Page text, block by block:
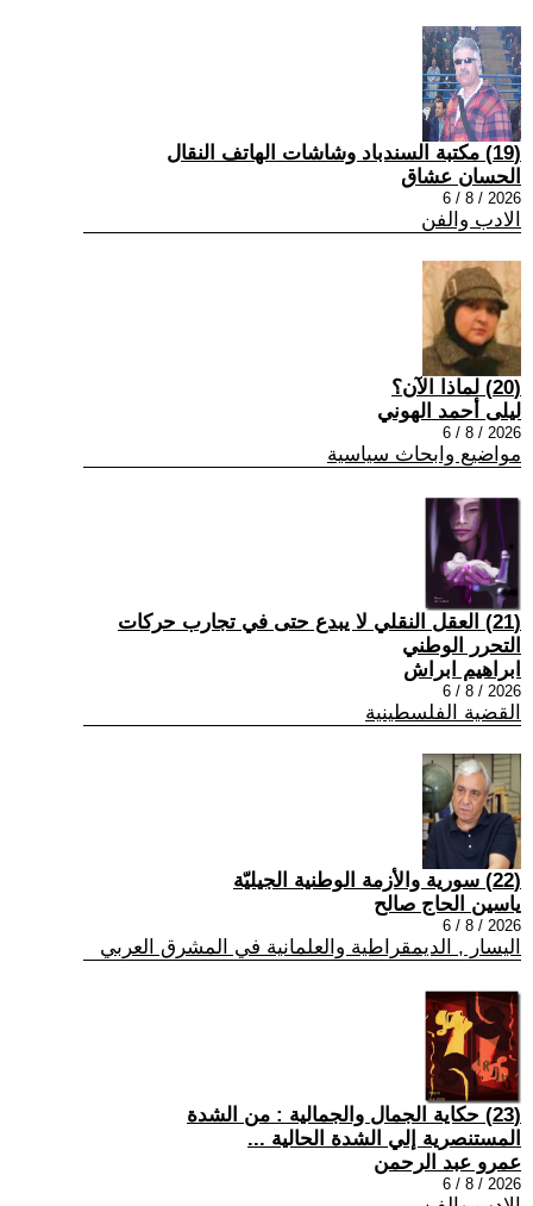
(19) مكتبة السندباد وشاشات الهاتف النقال
الحسان عشاق
2026 / 8 / 6
الادب والفن
(20) لماذا الآن؟
ليلى أحمد الهوني
2026 / 8 / 6
مواضيع وابحاث سياسية
(21) العقل النقلي لا يبدع حتى في تجارب حركات
التحرر الوطني
ابراهيم ابراش
2026 / 8 / 6
القضية الفلسطينية
(22) سورية والأزمة الوطنية الجيليّة
ياسين الحاج صالح
2026 / 8 / 6
اليسار , الديمقراطية والعلمانية في المشرق العربي
(23) حكاية الجمال والجمالية : من الشدة
المستنصرية إلي الشدة الحالية ...
عمرو عبد الرحمن
2026 / 8 / 6